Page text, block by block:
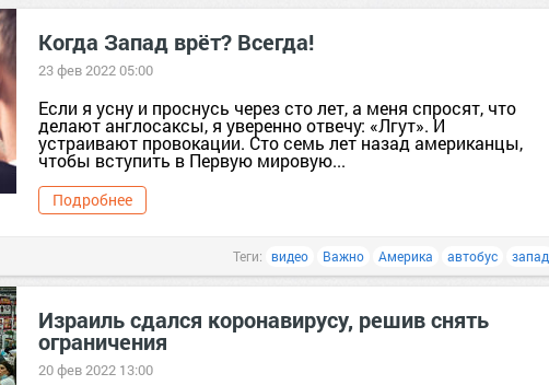
Когда Запад врёт? Всегда!
23 фев 2022 05:00
Если я усну и проснусь через сто лет, а меня спросят, что
делают англосаксы, я уверенно отвечу: «Лгут». И
устраивают провокации. Сто семь лет назад американцы,
чтобы вступить в Первую мировую...
Подробнее
Теги: видео Важно Америка автобус запад
Израиль сдался коронавирусу, решив снять
ограничения
20 фев 2022 13:00